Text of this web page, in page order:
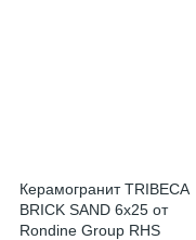
Керамогранит TRIBECA
BRICK SAND 6x25 от
Rondine Group RHS